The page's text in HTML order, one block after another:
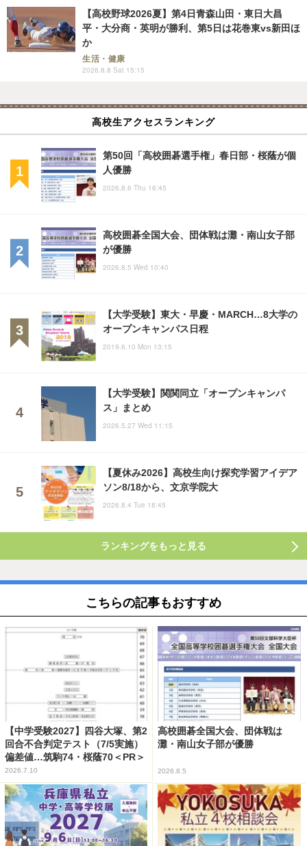
【高校野球2026夏】第4日青森山田・東日大昌
平・大分商・英明が勝利、第5日は花巻東vs新田ほ
か
生活・健康
2026.8.8 Sat 15:15
高校生アクセスランキング
第50回「高校囲碁選手権」春日部・桜蔭が個
人優勝
2026.8.6 Thu 16:45
高校囲碁全国大会、団体戦は灘・南山女子部
が優勝
2026.8.5 Wed 10:40
【大学受験】東大・早慶・MARCH…8大学の
オープンキャンパス日程
2019.6.10 Mon 13:15
【大学受験】関関同立「オープンキャンパ
ス」まとめ
2026.5.27 Wed 11:15
【夏休み2026】高校生向け探究学習アイデア
ソン8/18から、文京学院大
2026.8.4 Tue 18:45
ランキングをもっと見る
こちらの記事もおすすめ
【中学受験2027】四谷大塚、第2
回合不合判定テスト（7/5実施）
偏差値…筑駒74・桜蔭70＜PR＞
2026.7.10
高校囲碁全国大会、団体戦は
灘・南山女子部が優勝
2026.8.5